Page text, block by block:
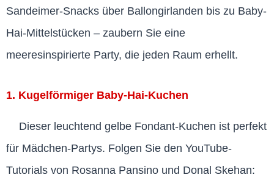
Sandeimer-Snacks über Ballongirlanden bis zu Baby-
Hai-Mittelstücken – zaubern Sie eine
meeresinspirierte Party, die jeden Raum erhellt.
1. Kugelförmiger Baby-Hai-Kuchen
Dieser leuchtend gelbe Fondant-Kuchen ist perfekt
für Mädchen-Partys. Folgen Sie den YouTube-
Tutorials von Rosanna Pansino und Donal Skehan: